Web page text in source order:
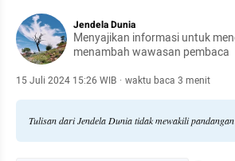
Jendela Dunia
Menyajikan informasi untuk
menambah wawasan pembaca
15 Juli 2024 15:26 WIB · waktu baca 3 menit
Tulisan dari Jendela Dunia tidak mewakili